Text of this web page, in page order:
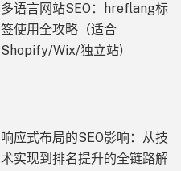
多语言网站SEO：hreflang标
签使用全攻略（适合
Shopify/Wix/独立站)
响应式布局的SEO影响：从技
术实现到排名提升的全链路解